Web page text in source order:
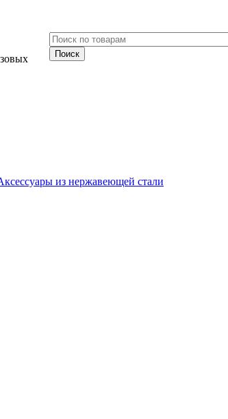
из нержавеющей стали